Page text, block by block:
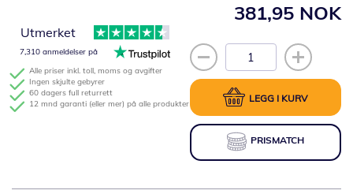
381,95 NOK
LEGG I KURV
PRISMATCH
Alle priser inkl. toll, moms og avgifter
Ingen skjulte gebyrer
60 dagers full returrett
12 mnd garanti (eller mer) på alle produkter
Utmerket
7,310 anmeldelser på